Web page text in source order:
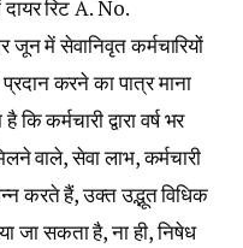
रिट A. No.
में सेवानिवृत कर्मचारियों
करने का पात्र माना
कर्मचारी द्वारा वर्ष भर
वाले, सेवा लाभ, कर्मचारी
करते हैं, उक्त उद्भूत विधिक
जा सकता है, ना ही, निषेध